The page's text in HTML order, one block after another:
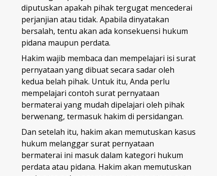
diputuskan apakah pihak tergugat mencederai
perjanjian atau tidak. Apabila dinyatakan
bersalah, tentu akan ada konsekuensi hukum
pidana maupun perdata.
Hakim wajib membaca dan mempelajari isi surat
pernyataan yang dibuat secara sadar oleh
kedua belah pihak. Untuk itu, Anda perlu
mempelajari contoh surat pernyataan
bermaterai yang mudah dipelajari oleh pihak
berwenang, termasuk hakim di persidangan.
Dan setelah itu, hakim akan memutuskan kasus
hukum melanggar surat pernyataan
bermaterai ini masuk dalam kategori hukum
perdata atau pidana. Hakim akan memutuskan